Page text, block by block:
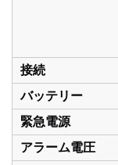
接続
バッテリー
緊急電源
アラーム電圧